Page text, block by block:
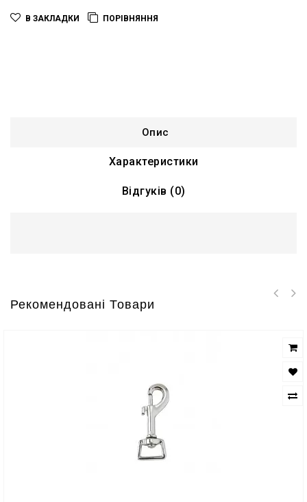
В ЗАКЛАДКИ ПОРІВНЯННЯ
Опис
Характеристики
Відгуків (0)
Рекомендовані Товари